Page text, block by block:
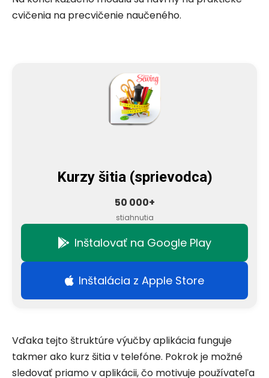
cvičenia na precvičenie naučeného.
Kurzy šitia (sprievodca)
50 000+
stiahnutia
Inštalovať na Google Play
Inštalácia z Apple Store
Vďaka tejto štruktúre výučby aplikácia funguje
takmer ako kurz šitia v telefóne. Pokrok je možné
sledovať priamo v aplikácii, čo motivuje používateľa